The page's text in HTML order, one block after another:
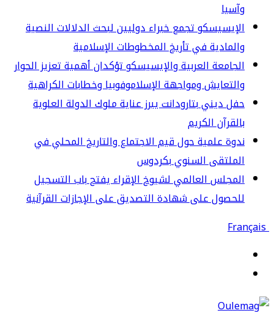
تجمع خبراء دوليين لبحث الدلالات النصية
في تأريخ المخطوطات الإسلامية
العربية والإيسيسكو تؤكدان أهمية تعزيز الحوار
ومواجهة الإسلاموفوبيا وخطابات الكراهية
ديني بتارودانت يبرز عناية ملوك الدولة العلوية
الكريم
علمية حول قيم الاجتماع والتاريخ المحلي في
السنوي بكردوس
العالمي لشيوخ الإقراء يفتح باب التسجيل
على شهادة التصديق على الإجازات القرآنية